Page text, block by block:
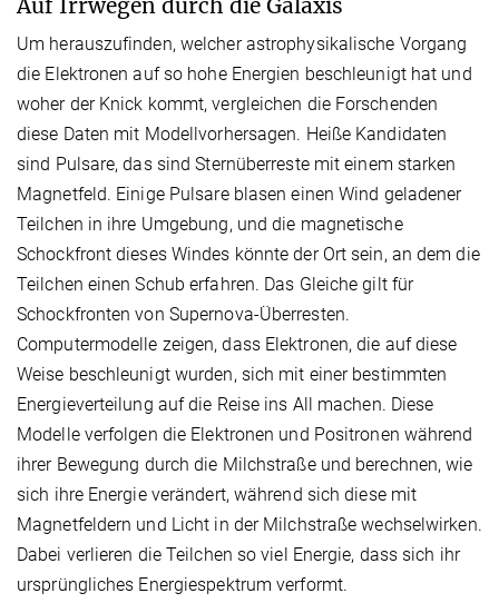
Auf Irrwegen durch die Galaxis
Um herauszufinden, welcher astrophysikalische Vorgang
die Elektronen auf so hohe Energien beschleunigt hat und
woher der Knick kommt, vergleichen die Forschenden
diese Daten mit Modellvorhersagen. Heiße Kandidaten
sind Pulsare, das sind Sternüberreste mit einem starken
Magnetfeld. Einige Pulsare blasen einen Wind geladener
Teilchen in ihre Umgebung, und die magnetische
Schockfront dieses Windes könnte der Ort sein, an dem die
Teilchen einen Schub erfahren. Das Gleiche gilt für
Schockfronten von Supernova-Überresten.
Computermodelle zeigen, dass Elektronen, die auf diese
Weise beschleunigt wurden, sich mit einer bestimmten
Energieverteilung auf die Reise ins All machen. Diese
Modelle verfolgen die Elektronen und Positronen während
ihrer Bewegung durch die Milchstraße und berechnen, wie
sich ihre Energie verändert, während sich diese mit
Magnetfeldern und Licht in der Milchstraße wechselwirken.
Dabei verlieren die Teilchen so viel Energie, dass sich ihr
ursprüngliches Energiespektrum verformt.